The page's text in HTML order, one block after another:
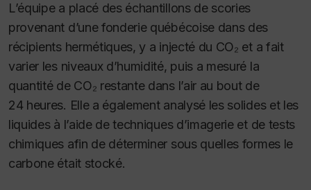
L’équipe a placé des échantillons de scories
provenant d’une fonderie québécoise dans des
récipients hermétiques, y a injecté du CO₂ et a fait
varier les niveaux d’humidité, puis a mesuré la
quantité de CO₂ restante dans l’air au bout de
24 heures. Elle a également analysé les solides et les
liquides à l’aide de techniques d’imagerie et de tests
chimiques afin de déterminer sous quelles formes le
carbone était stocké.